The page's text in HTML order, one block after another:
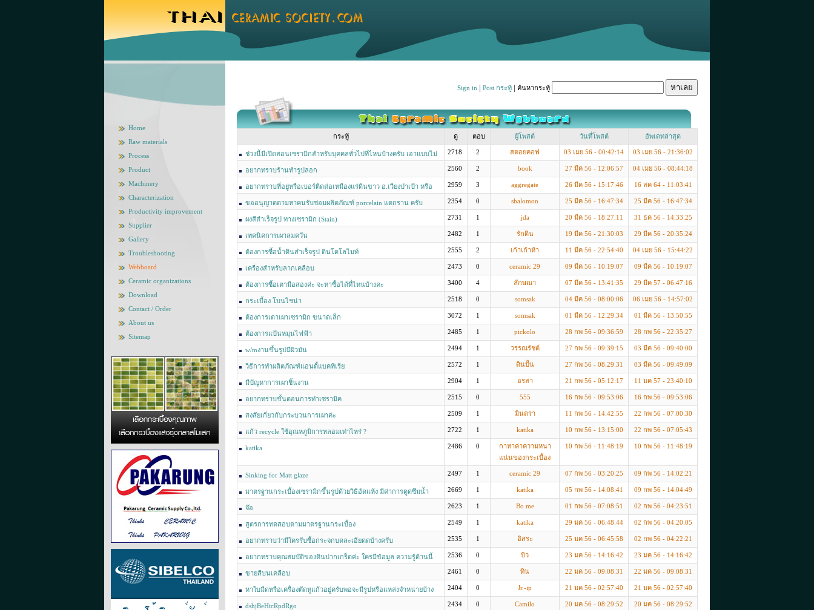
Home
Raw materials
Process
Product
Machinery
Characterization
Productivity improvement
Supplier
Gallery
Troubleshooting
Webboard
Ceramic organizations
Download
Contact / Order
About us
Sitemap
Sign in | Post กระทู้ | ค้นหากระทู้
กระทู้ ดู ตอบ ผู้โพสต์ วันที่โพสต์ อัพเดทล่าสุด
ช่วงนี้มีเปิดสอนเซรามิกสำหรับบุคคลทั่วไปที่ไหนบ้างครับ เอาแบบไม่
แพงและค่อนข้างดี ได้เรียนเยอะๆ
2718 2 สตอยคอฟ 03 เมย 56 - 00:42:14 03 เมย 56 - 21:36:02
อยากทราบร้านทำรูปลอก 2560 2 book 27 มีค 56 - 12:06:57 04 เมย 56 - 08:44:18
อยากทราบที่อยู่หรือเบอร์ติดต่อเหมืองแร่ดินขาว อ.เวียงป่าเป้า หรือ
เหมืองดินขาวใน จ.เชียงราย
2959 3 aggregate 26 มีค 56 - 15:17:46 16 สค 64 - 11:03:41
ขออนุญาตตามหาคนรับซ่อมผลิตภัณฑ์ porcelain แตกราน ครับ 2354 0 shalomon 25 มีค 56 - 16:47:34 25 มีค 56 - 16:47:34
ผงสีสําเร็จรูป ทางเซรามิก (Stain) 2731 1 jda 20 มีค 56 - 18:27:11 31 ธค 56 - 14:33:25
เทคนิคการเผาลมควัน 2482 1 รักดิน 19 มีค 56 - 21:30:03 29 มีค 56 - 20:35:24
ต้องการซื้อน้ำดินสำเร็จรูป ดินโดโลไมท์ 2555 2 เก้าเก้าห้า 11 มีค 56 - 22:54:40 04 เมย 56 - 15:44:22
เครื่องสำหรับลากเคลือบ 2473 0 ceramic 29 09 มีค 56 - 10:19:07 09 มีค 56 - 10:19:07
ต้องการซื้อเตามือสองค่ะ จะหาซื้อได้ที่ไหนบ้างคะ 3400 4 ลักษณา 07 มีค 56 - 13:41:35 29 มีค 57 - 06:47:16
กระเบื้อง โบนไชน่า 2518 0 somsak 04 มีค 56 - 08:00:06 06 เมย 56 - 14:57:02
ต้องการเตาเผาเซรามิก ขนาดเล็ก 3072 1 somsak 01 มีค 56 - 12:29:34 01 มีค 56 - 13:50:55
ต้องการแป้นหมุนไฟฟ้า 2485 1 pickolo 28 กพ 56 - 09:36:59 28 กพ 56 - 22:35:27
w/mงานขึ้นรูปมีผิวมัน 2494 1 วรรณรัชต์ 27 กพ 56 - 09:39:15 03 มีค 56 - 09:40:00
วิธีการทำผลิตภัณฑ์แอนตี้แบคทีเรีย 2572 1 ดินปั้น 27 กพ 56 - 08:29:31 03 มีค 56 - 09:49:09
มีปัญหาการเผาชิ้นงาน 2904 1 อรสา 21 กพ 56 - 05:12:17 11 มค 57 - 23:40:10
อยากทราบขั้นตอนการทำเซรามิค 2515 0 555 16 กพ 56 - 09:53:06 16 กพ 56 - 09:53:06
สงสัยเกี่ยวกับกระบวนการเผาค่ะ 2509 1 มินตรา 11 กพ 56 - 14:42:55 22 กพ 56 - 07:00:30
แก้ว recycle ใช้อุณหภูมิการหลอมเท่าไหร่ ? 2722 1 katika 10 กพ 56 - 13:15:00 22 กพ 56 - 07:05:43
katika 2486 0
กาหาค่าความหนา
แน่นของกระเบื้อง
10 กพ 56 - 11:48:19 10 กพ 56 - 11:48:19
Sinking for Matt glaze 2497 1 ceramic 29 07 กพ 56 - 03:20:25 09 กพ 56 - 14:02:21
มาตรฐานกระเบื้องเซรามิกขึ้นรูปด้วยวิธีอัดแห้ง มีค่าการดูดซึมน้ำ
มากกว่าร้อยละ 10
2669 1 katika 05 กพ 56 - 14:08:41 09 กพ 56 - 14:04:49
จ๊อ 2623 1 Bo me 01 กพ 56 - 07:08:51 02 กพ 56 - 04:23:51
สูตรการทดสอบตามมาตรฐานกระเบื้อง 2549 1 katika 29 มค 56 - 06:48:44 02 กพ 56 - 04:20:05
อยากทราบว่ามีใครรับซื้อกระจกบดละเอียดดบ้างครับ 2535 1 อิสระ 25 มค 56 - 06:45:58 02 กพ 56 - 04:22:21
อยากทราบคุณสมบัติของดินปากเกร็ดค่ะ ใครมีข้อมูล ความรู้ด้านนี้
2536 0 บิว 23 มค 56 - 14:16:42 23 มค 56 - 14:16:42
ขายสีบนเคลือบ 2461 0 ทิน 22 มค 56 - 09:08:31 22 มค 56 - 09:08:31
หาใบมีดหรือเครื่องตัดหูแก้วอยู่ครับพอจะมีรูปหรือแหล่งจำหน่ายบ้าง
2404 0 Jr.-ip 21 มค 56 - 02:57:40 21 มค 56 - 02:57:40
dshjBeHtcRpdRgo 2434 0 Camilo 20 มค 56 - 08:29:52 20 มค 56 - 08:29:52